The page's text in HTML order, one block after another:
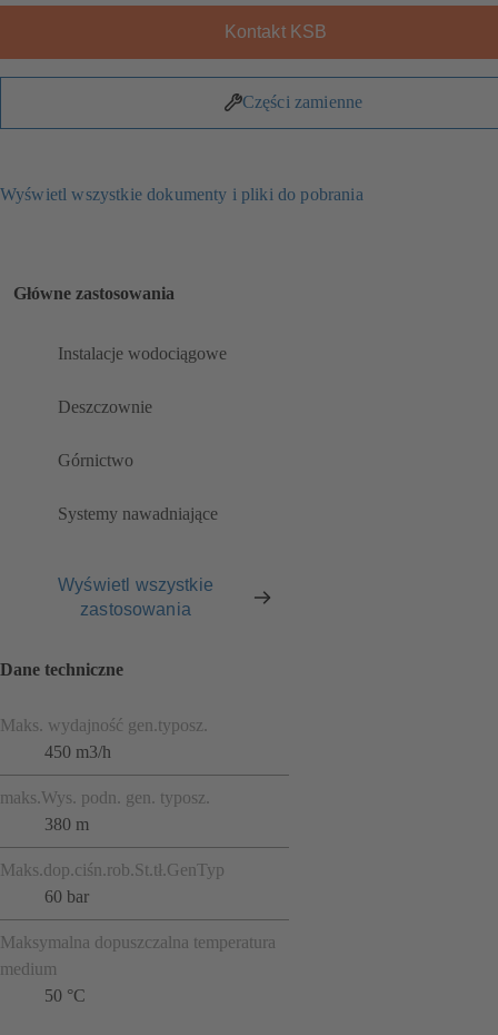
Kontakt KSB
Części zamienne
Wyświetl wszystkie dokumenty i pliki do pobrania
Główne zastosowania
Instalacje wodociągowe
Deszczownie
Górnictwo
Systemy nawadniające
Wyświetl wszystkie
zastosowania
Dane techniczne
Maks. wydajność gen.typosz.
450 m3/h
maks.Wys. podn. gen. typosz.
380 m
Maks.dop.ciśn.rob.St.tł.GenTyp
60 bar
Maksymalna dopuszczalna temperatura
medium
50 °C